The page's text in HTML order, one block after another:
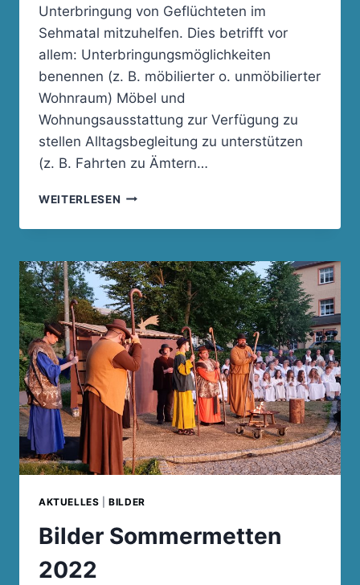
Unterbringung von Geflüchteten im
Sehmatal mitzuhelfen. Dies betrifft vor
allem: Unterbringungsmöglichkeiten
benennen (z. B. möbilierter o. unmöbilierter
Wohnraum) Möbel und
Wohnungsausstattung zur Verfügung zu
stellen Alltagsbegleitung zu unterstützen
(z. B. Fahrten zu Ämtern…
WEITERLESEN HILFE
GEFLÜCHTETE
DER
UKRAINE
AKTUELLES |BILDER
Bilder Sommermetten
2022